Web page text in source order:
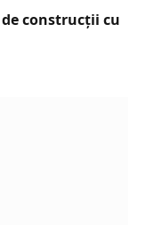
construcții cu